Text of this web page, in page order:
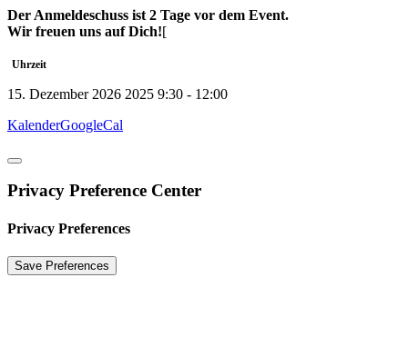
Der Anmeldeschuss ist 2 Tage vor dem Event.
Wir freuen uns auf Dich![
Uhrzeit
15. Dezember 2026 2025 9:30 - 12:00
KalenderGoogleCal
Privacy Preference Center
Privacy Preferences